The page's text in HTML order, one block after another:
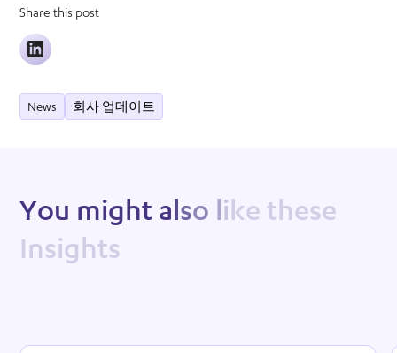
Share this post
News 회사 업데이트
You might also like these
Insights